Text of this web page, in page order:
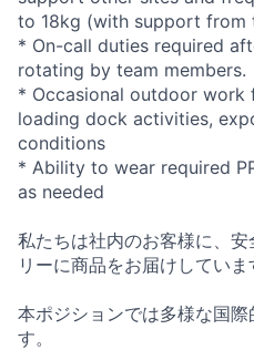
to 18kg (with support from
* On-call duties required
rotating by team members.
* Occasional outdoor work
loading dock activities,
conditions
* Ability to wear required
as needed
私たちは社内のお客様に、
リーに商品をお届けしていま
本ポジションでは多様な国
す。